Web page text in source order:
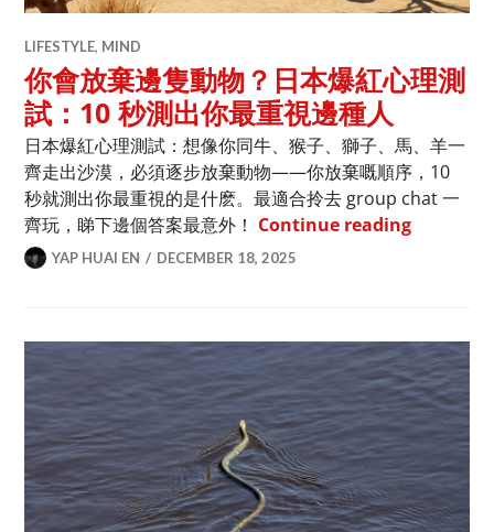
LIFESTYLE, MIND
你會放棄邊隻動物？日本爆紅心理測
試：10 秒測出你最重視邊種人
日本爆紅心理測試：想像你同牛、猴子、獅子、馬、羊一
齊走出沙漠，必須逐步放棄動物——你放棄嘅順序，10
秒就測出你最重視的是什麽。最適合拎去 group chat 一
齊玩，睇下邊個答案最意外！ Continue reading你會放棄
YAP HUAI EN DECEMBER 18, 2025